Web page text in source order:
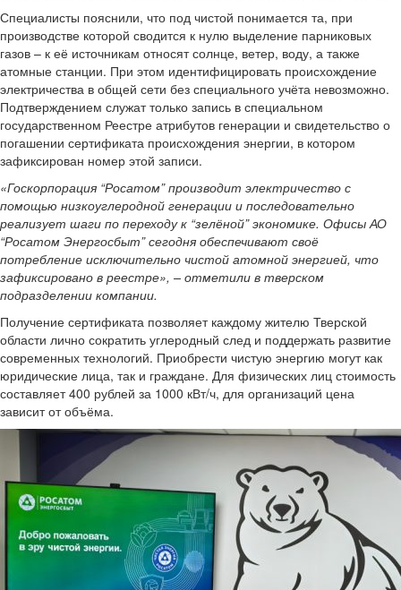
Специалисты пояснили, что под чистой понимается та, при
производстве которой сводится к нулю выделение парниковых
газов – к её источникам относят солнце, ветер, воду, а также
атомные станции. При этом идентифицировать происхождение
электричества в общей сети без специального учёта невозможно.
Подтверждением служат только запись в специальном
государственном Реестре атрибутов генерации и свидетельство о
погашении сертификата происхождения энергии, в котором
зафиксирован номер этой записи.
«Госкорпорация “Росатом” производит электричество с
помощью низкоуглеродной генерации и последовательно
реализует шаги по переходу к “зелёной” экономике. Офисы АО
“Росатом Энергосбыт” сегодня обеспечивают своё
потребление исключительно чистой атомной энергией, что
зафиксировано в реестре», – отметили в тверском
подразделении компании.
Получение сертификата позволяет каждому жителю Тверской
области лично сократить углеродный след и поддержать развитие
современных технологий. Приобрести чистую энергию могут как
юридические лица, так и граждане. Для физических лиц стоимость
составляет 400 рублей за 1000 кВт/ч, для организаций цена
зависит от объёма.